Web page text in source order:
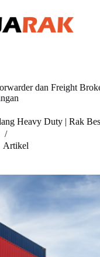
dan Freight
Heavy Duty | Rak
Artikel